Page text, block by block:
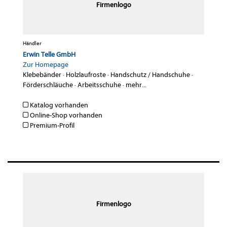
Firmenlogo
Händler
Erwin Telle GmbH
Zur Homepage
Klebebänder· Holzlaufroste· Handschutz / Handschuhe·
Förderschläuche·Arbeitsschuhe· mehr...
Katalog vorhanden
Online-Shop vorhanden
Premium-Profil
Firmenlogo